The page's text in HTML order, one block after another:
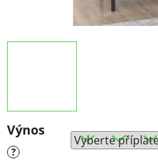
Výnos
?